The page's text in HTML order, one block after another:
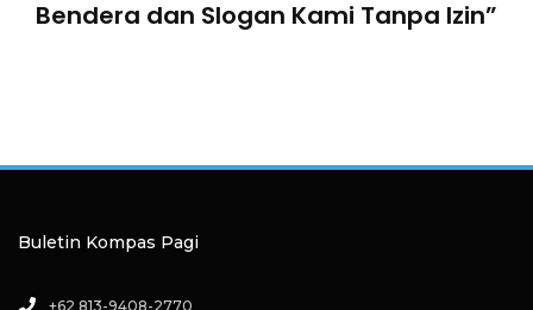
Perundang-undangan”
Buletin Kompas Pagi
+62 813-9408-2770